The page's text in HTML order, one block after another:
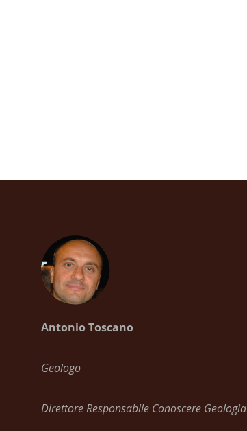
Antonio Toscano
Geologo
Direttore Responsabile Conoscere Geologia